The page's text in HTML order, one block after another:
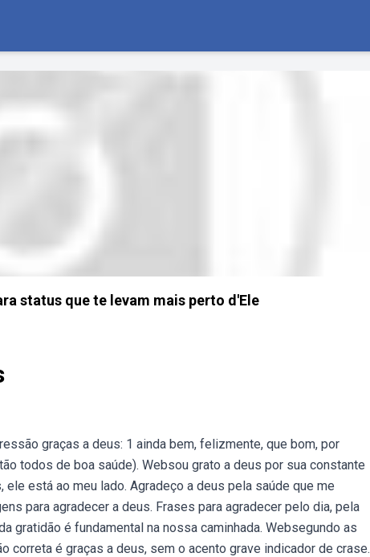
status que te levam mais perto d'Ele
graças a deus: 1 ainda bem, felizmente, que bom, por
todos de boa saúde). Websou grato a deus por sua constante
está ao meu lado. Agradeço a deus pela saúde que me
para agradecer a deus. Frases para agradecer pelo dia, pela
gratidão é fundamental na nossa caminhada. Websegundo as
correta é graças a deus, sem o acento grave indicador de crase.